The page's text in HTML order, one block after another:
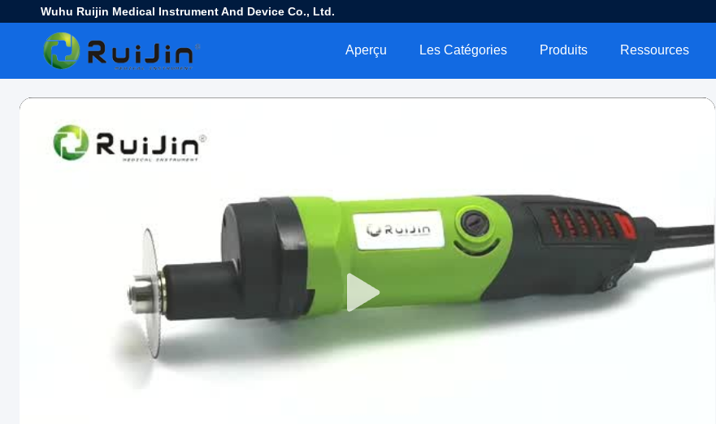
Wuhu Ruijin Medical Instrument And Device Co., Ltd.
Aperçu Les Catégories Produits Ressources